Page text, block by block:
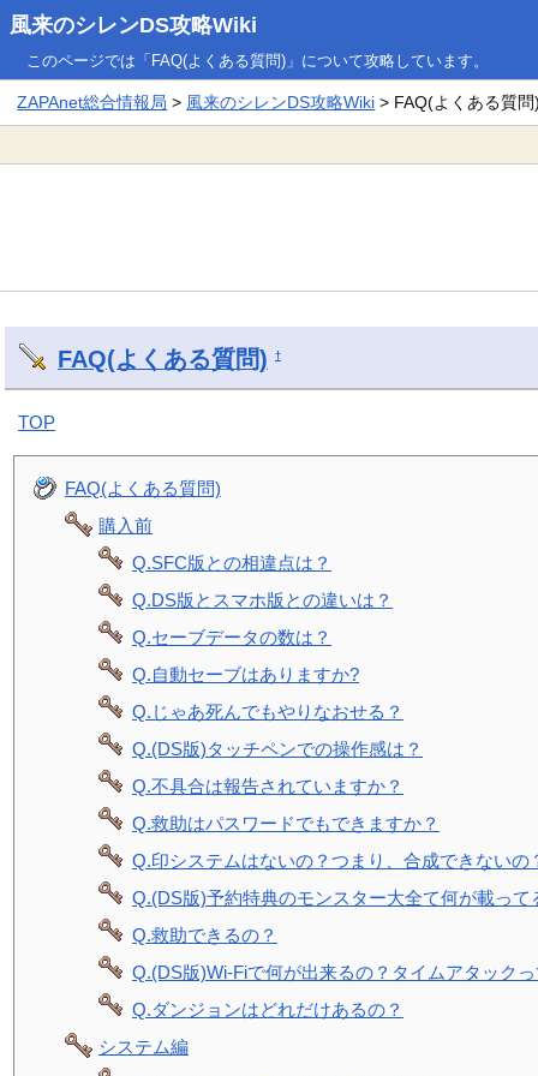
風来のシレンDS攻略Wiki
このページでは「FAQ(よくある質問)」について攻略しています。
ZAPAnet総合情報局 > 風来のシレンDS攻略Wiki > FAQ(よくある質問)
FAQ(よくある質問) †
TOP
FAQ(よくある質問)
購入前
Q.SFC版との相違点は？
Q.DS版とスマホ版との違いは？
Q.セーブデータの数は？
Q.自動セーブはありますか?
Q.じゃあ死んでもやりなおせる？
Q.(DS版)タッチペンでの操作感は？
Q.不具合は報告されていますか？
Q.救助はパスワードでもできますか？
Q.印システムはないの？つまり、合成できないの
Q.(DS版)予約特典のモンスター大全て何が載って
Q.救助できるの？
Q.(DS版)Wi-Fiで何が出来るの？タイムアタックっ
Q.ダンジョンはどれだけあるの？
システム編